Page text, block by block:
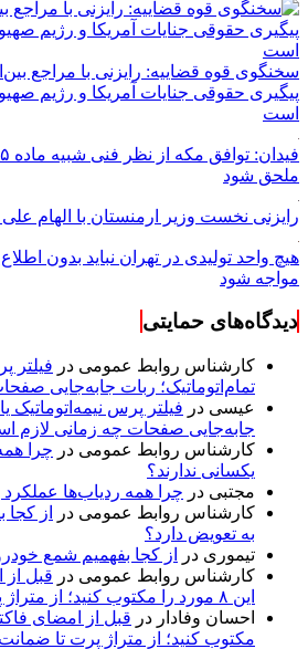
سخنگوی قوه قضاییه: رایزنی‌ با مراجع
پیگیری حقوقی جنایات آمریکا و رژیم
است
ملحق شود
رایزنی نخست وزیر ارمنستان با الهام
هیچ واحد تولیدی در تهران نباید بدون
مواجه شود
دیدگاه‌های حمایتی
کارشناس روابط عمومی در فیلتر
تمام‌اتوماتیک؛ ربات جابه‌جایی
عیسی در فیلتر پرس نیمه‌اتوماتیک
جابه‌جایی صفحات چه زمانی لازم
کارشناس روابط عمومی در چرا
یکسانی ندارند؟
مجتبی در چرا همه ردیاب‌ها عملکرد
کارشناس روابط عمومی در
از
به تعویض دارد؟
تیموری در
از کجا بفهمیم شمع
کارشناس روابط عمومی در قبل
این ۸ مورد را مکتوب کنید؛ از متراژ پرت تا ضمانت نصب
احسان وفادار در
مکتوب کنید؛ از متراژ پرت تا